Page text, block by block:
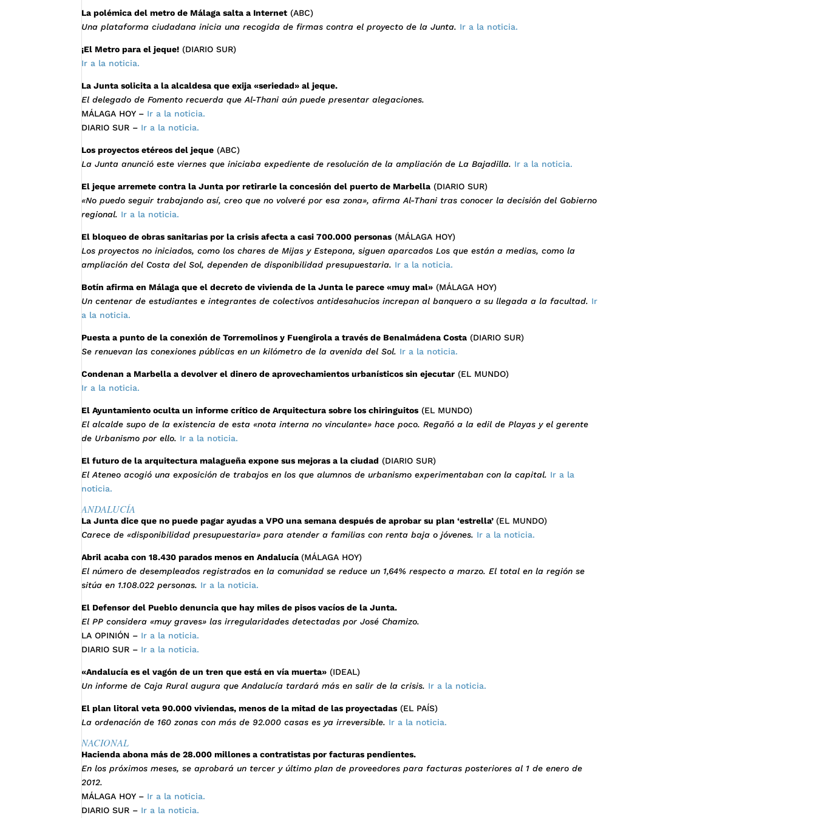
La polémica del metro de Málaga salta a Internet (ABC)
Una plataforma ciudadana inicia una recogida de firmas contra el proyecto de la Junta. Ir a la noticia.
¡El Metro para el jeque! (DIARIO SUR)
Ir a la noticia.
La Junta solicita a la alcaldesa que exija «seriedad» al jeque.
El delegado de Fomento recuerda que Al-Thani aún puede presentar alegaciones.
MÁLAGA HOY – Ir a la noticia.
DIARIO SUR – Ir a la noticia.
Los proyectos etéreos del jeque (ABC)
La Junta anunció este viernes que iniciaba expediente de resolución de la ampliación de La Bajadilla. Ir a la noticia.
El jeque arremete contra la Junta por retirarle la concesión del puerto de Marbella (DIARIO SUR)
«No puedo seguir trabajando así, creo que no volveré por esa zona», afirma Al-Thani tras conocer la decisión del Gobierno
regional. Ir a la noticia.
El bloqueo de obras sanitarias por la crisis afecta a casi 700.000 personas (MÁLAGA HOY)
Los proyectos no iniciados, como los chares de Mijas y Estepona, siguen aparcados Los que están a medias, como la
ampliación del Costa del Sol, dependen de disponibilidad presupuestaria. Ir a la noticia.
Botín afirma en Málaga que el decreto de vivienda de la Junta le parece «muy mal» (MÁLAGA HOY)
Un centenar de estudiantes e integrantes de colectivos antidesahucios increpan al banquero a su llegada a la facultad. Ir
a la noticia.
Puesta a punto de la conexión de Torremolinos y Fuengirola a través de Benalmádena Costa (DIARIO SUR)
Se renuevan las conexiones públicas en un kilómetro de la avenida del Sol. Ir a la noticia.
Condenan a Marbella a devolver el dinero de aprovechamientos urbanísticos sin ejecutar (EL MUNDO)
Ir a la noticia.
El Ayuntamiento oculta un informe crítico de Arquitectura sobre los chiringuitos (EL MUNDO)
El alcalde supo de la existencia de esta «nota interna no vinculante» hace poco. Regañó a la edil de Playas y el gerente
de Urbanismo por ello. Ir a la noticia.
El futuro de la arquitectura malagueña expone sus mejoras a la ciudad (DIARIO SUR)
El Ateneo acogió una exposición de trabajos en los que alumnos de urbanismo experimentaban con la capital. Ir a la
noticia.
ANDALUCÍA
La Junta dice que no puede pagar ayudas a VPO una semana después de aprobar su plan ‘estrella’ (EL MUNDO)
Carece de «disponibilidad presupuestaria» para atender a familias con renta baja o jóvenes. Ir a la noticia.
Abril acaba con 18.430 parados menos en Andalucía (MÁLAGA HOY)
El número de desempleados registrados en la comunidad se reduce un 1,64% respecto a marzo. El total en la región se
sitúa en 1.108.022 personas. Ir a la noticia.
El Defensor del Pueblo denuncia que hay miles de pisos vacíos de la Junta.
El PP considera «muy graves» las irregularidades detectadas por José Chamizo.
LA OPINIÓN – Ir a la noticia.
DIARIO SUR – Ir a la noticia.
«Andalucía es el vagón de un tren que está en vía muerta» (IDEAL)
Un informe de Caja Rural augura que Andalucía tardará más en salir de la crisis. Ir a la noticia.
El plan litoral veta 90.000 viviendas, menos de la mitad de las proyectadas (EL PAÍS)
La ordenación de 160 zonas con más de 92.000 casas es ya irreversible. Ir a la noticia.
NACIONAL
Hacienda abona más de 28.000 millones a contratistas por facturas pendientes.
En los próximos meses, se aprobará un tercer y último plan de proveedores para facturas posteriores al 1 de enero de
2012.
MÁLAGA HOY – Ir a la noticia.
DIARIO SUR – Ir a la noticia.